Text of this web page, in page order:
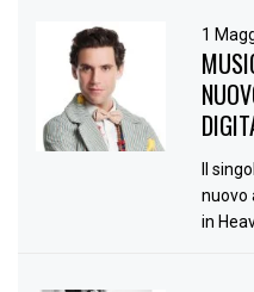
1
Il
nuovo
in